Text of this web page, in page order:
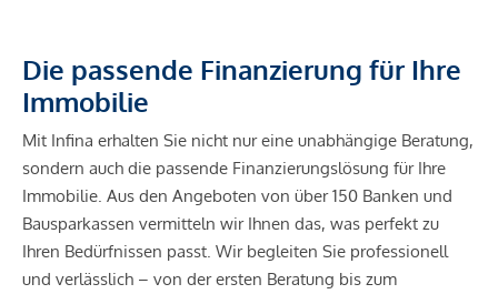
Die passende Finanzierung für Ihre
Immobilie
Mit Infina erhalten Sie nicht nur eine unabhängige Beratung,
sondern auch die passende Finanzierungslösung für Ihre
Immobilie. Aus den Angeboten von über 150 Banken und
Bausparkassen vermitteln wir Ihnen das, was perfekt zu
Ihren Bedürfnissen passt. Wir begleiten Sie professionell
und verlässlich – von der ersten Beratung bis zum